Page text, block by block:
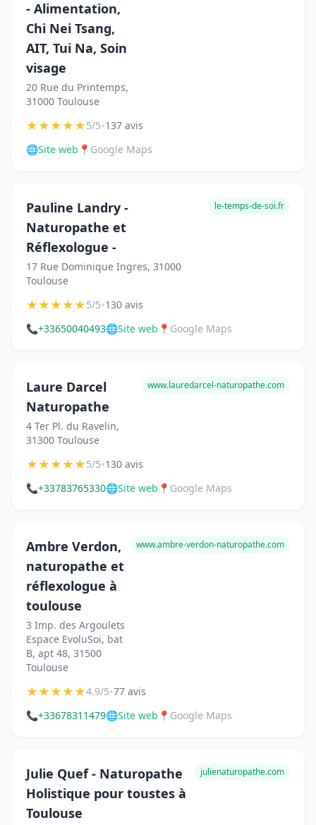
- Alimentation,
Chi Nei Tsang,
AIT, Tui Na, Soin
visage
20 Rue du Printemps,
31000 Toulouse
★★★★★5/5•137 avis
🌐Site web 📍 Google Maps
Pauline Landry -
Naturopathe et
Réflexologue -
17 Rue Dominique Ingres, 31000
Toulouse
le-temps-de-soi.fr
★★★★★5/5•130 avis
📞+33650040493🌐Site web 📍 Google Maps
Laure Darcel
Naturopathe
4 Ter Pl. du Ravelin,
31300 Toulouse
www.lauredarcel-naturopathe.com
★★★★★5/5•130 avis
📞+33783765330🌐Site web 📍 Google Maps
Ambre Verdon,
naturopathe et
réflexologue à
toulouse
3 Imp. des Argoulets
Espace EvoluSoi, bat
B, apt 48, 31500
Toulouse
www.ambre-verdon-naturopathe.com
★★★★★4.9/5•77 avis
📞+33678311479🌐Site web 📍 Google Maps
Julie Quef - Naturopathe
Holistique pour toustes à
Toulouse
julienaturopathe.com